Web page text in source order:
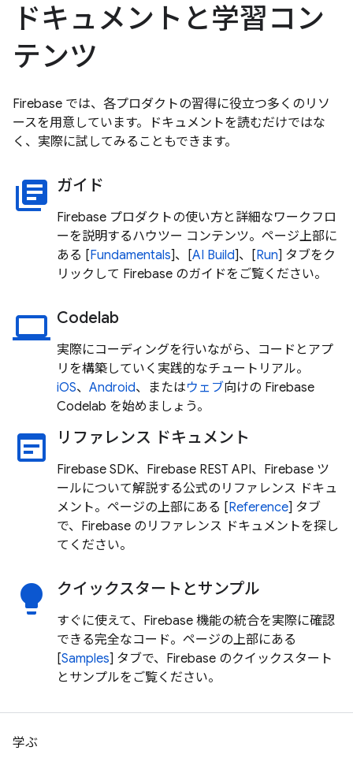
ドキュメントと学習コン
テンツ
Firebase では、各プロダクトの習得に役立つ多くのリソ
ースを用意しています。ドキュメントを読むだけではな
く、実際に試してみることもできます。
library_books ガイド
Firebase プロダクトの使い方と詳細なワークフロ
ーを説明するハウツー コンテンツ。ページ上部に
ある [Fundamentals]、[AI Build]、[Run] タブをク
リックして Firebase のガイドをご覧ください。
laptop Codelab
実際にコーディングを行いながら、コードとアプ
リを構築していく実践的なチュートリアル。
iOS、 Android、またはウェブ向けの Firebase
Codelab を始めましょう。
wysiwyg リファレンス ドキュメント
Firebase SDK、Firebase REST API、Firebase ツ
ールについて解説する公式のリファレンス ドキュ
メント。ページの上部にある [Reference] タブ
で、Firebase のリファレンス ドキュメントを探し
てください。
lightbulb クイックスタートとサンプル
すぐに使えて、Firebase 機能の統合を実際に確認
できる完全なコード。ページの上部にある
[Samples] タブで、Firebase のクイックスタート
とサンプルをご覧ください。
学ぶ